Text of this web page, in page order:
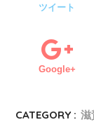
ツイート
Google+
CATEGORY : 滋